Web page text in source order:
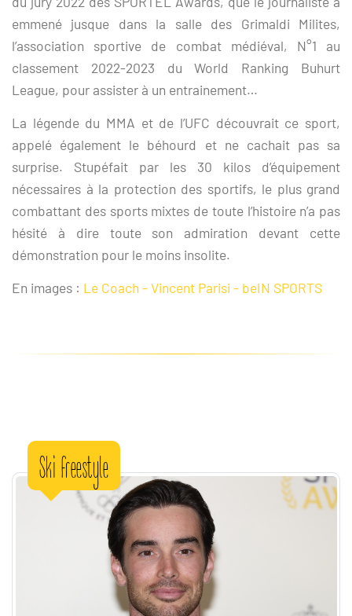
emmené jusque dans la salle des Grimaldi Milites,
l’association sportive de combat médiéval, N°1 au
classement 2022-2023 du World Ranking Buhurt
League, pour assister à un entrainement…
La légende du MMA et de l’UFC découvrait ce sport,
appelé également le béhourd et ne cachait pas sa
surprise. Stupéfait par les 30 kilos d’équipement
nécessaires à la protection des sportifs, le plus grand
combattant des sports mixtes de toute l’histoire n’a pas
hésité à dire toute son admiration devant cette
démonstration pour le moins insolite.
En images : Le Coach - Vincent Parisi - beIN SPORTS
Ski freestyle